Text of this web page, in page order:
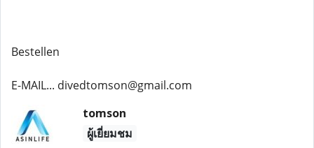
Bestellen
E-MAIL... divedtomson@gmail.com
tomson
ผู้เยี่ยมชม